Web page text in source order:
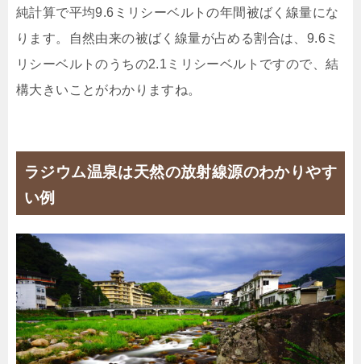
純計算で平均9.6ミリシーベルトの年間被ばく線量にな
ります。自然由来の被ばく線量が占める割合は、9.6ミ
リシーベルトのうちの2.1ミリシーベルトですので、結
構大きいことがわかりますね。
ラジウム温泉は天然の放射線源のわかりやす
い例